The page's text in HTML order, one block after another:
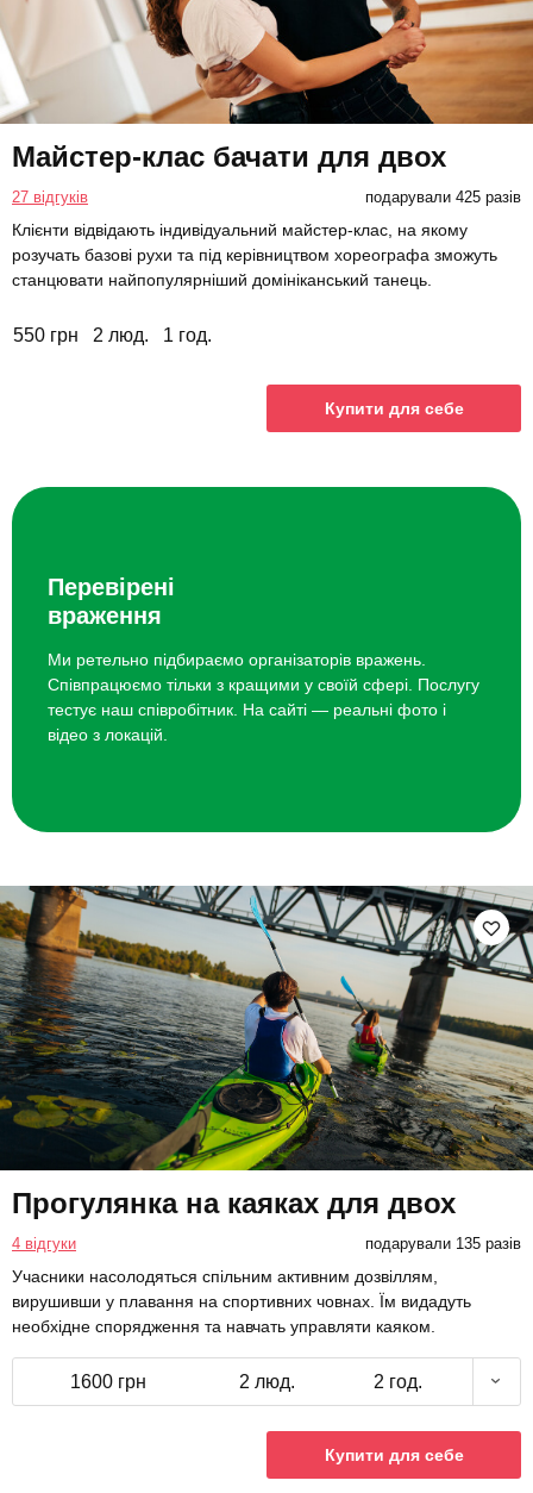
Майстер-клас бачати для двох
27 відгуків подарували 425 разів
Клієнти відвідають індивідуальний майстер-клас, на якому
розучать базові рухи та під керівництвом хореографа зможуть
станцювати найпопулярніший домініканський танець.
550 грн 2 люд. 1 год.
Купити для себе
Перевірені
враження
Ми ретельно підбираємо організаторів вражень.
Співпрацюємо тільки з кращими у своїй сфері. Послугу
тестує наш співробітник. На сайті — реальні фото і
відео з локацій.
Прогулянка на каяках для двох
4 відгуки подарували 135 разів
Учасники насолодяться спільним активним дозвіллям,
вирушивши у плавання на спортивних човнах. Їм видадуть
необхідне спорядження та навчать управляти каяком.
1600 грн 2 люд. 2 год.
Купити для себе